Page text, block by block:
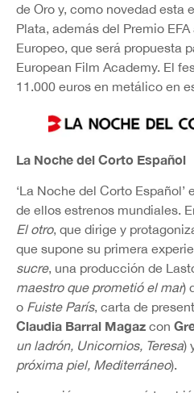
de Oro y, como novedad esta
Plata, además del Premio
Europeo, que será propuesta
European Film Academy. El
11.000 euros en metálico en
La Noche del Corto Español
‘La Noche del Corto
de ellos estrenos mundiales.
El otro, que dirige y
que supone su primera
sucre, una producción de
maestro que prometió el mar)
o Fuiste París, carta de
Claudia Barral Magaz con
un ladrón, Unicornios, Teresa)
próxima piel, Mediterráneo).